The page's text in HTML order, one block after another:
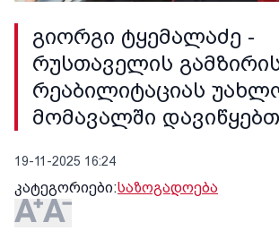
გიორგი ტყემალაძე -
რუსთაველის
რეაბილიტაციას
მომავალში დავიწყებთ
19-11-2025 16:24
კატეგორიები:საზოგადოება